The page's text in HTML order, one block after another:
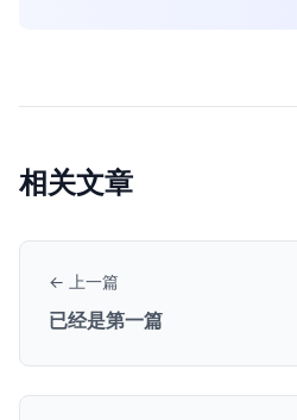
相关文章
← 上一篇
已经是第一篇